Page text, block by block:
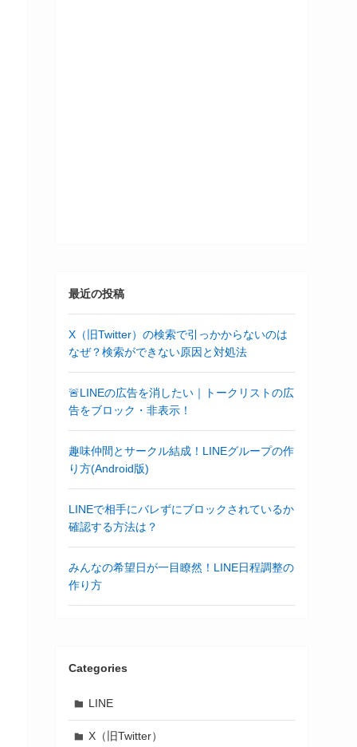
最近の投稿
X（旧Twitter）の検索で引っかからないのは
なぜ？検索ができない原因と対処法
🚨LINEの広告を消したい｜トークリストの広
告をブロック・非表示！
趣味仲間とサークル結成！LINEグループの作
り方(Android版)
LINEで相手にバレずにブロックされているか
確認する方法は？
みんなの希望日が一目瞭然！LINE日程調整の
作り方
Categories
LINE
X（旧Twitter）